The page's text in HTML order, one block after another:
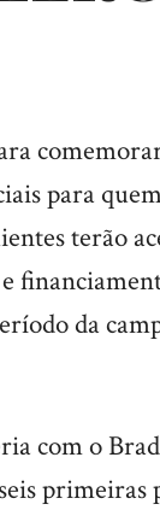
para
terão
da
com o
primeiras